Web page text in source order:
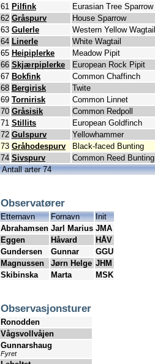
61 Pilfink
Eurasian Tree Sparrow
62 Gråspurv
House Sparrow
63 Gulerle
Western Yellow Wagtail
64 Linerle
White Wagtail
65 Heipiplerke
Meadow Pipit
66 Skjærpiplerke
European Rock Pipit
67 Bokfink
Common Chaffinch
68 Bergirisk
Twite
69 Tornirisk
Common Linnet
70 Gråsisik
Common Redpoll
71 Stillits
European Goldfinch
72 Gulspurv
Yellowhammer
73 Gråhodespurv
Black-faced Bunting
74 Sivspurv
Common Reed Bunting
Antall arter 74
Observatører
Etternavn Fornavn
Init
Abrahamsen Jarl Marius JMA
Eggen
Håvard
HÅV
Gundersen
Gunnar
GGU
Magnussen
Jørn Helge JHM
Skibinska
Marta MSK
Observasjonsturer
Ronodden
Vågsvollvåjen
Gunnarshaug
Fyret